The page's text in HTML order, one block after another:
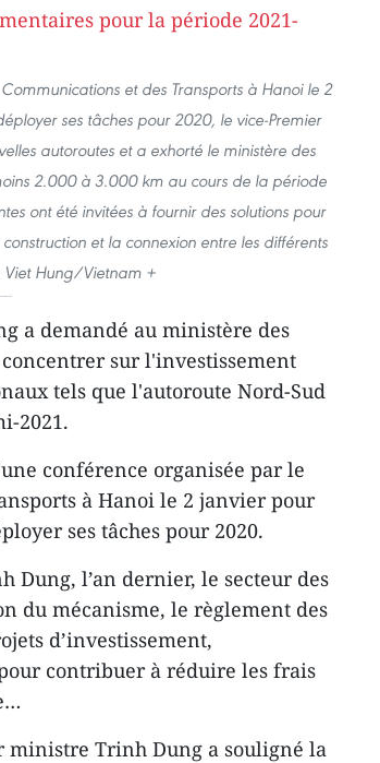
et des Transports à Hanoi le 2
ses tâches pour 2020, le vice-Premier
autoroutes et a exhorté le ministère des
2.000 à 3.000 km au cours de la période
ont été invitées à fournir des solutions pour
et la connexion entre les différents
Viet Hung/Vietnam +
a demandé au ministère des
sur l'investissement
tels que l'autoroute Nord-Sud
2021.
conférence organisée par le
à Hanoi le 2 janvier pour
ses tâches pour 2020.
l’an dernier, le secteur des
du mécanisme, le règlement des
d’investissement,
contribuer à réduire les frais
ministre Trinh Dung a souligné la